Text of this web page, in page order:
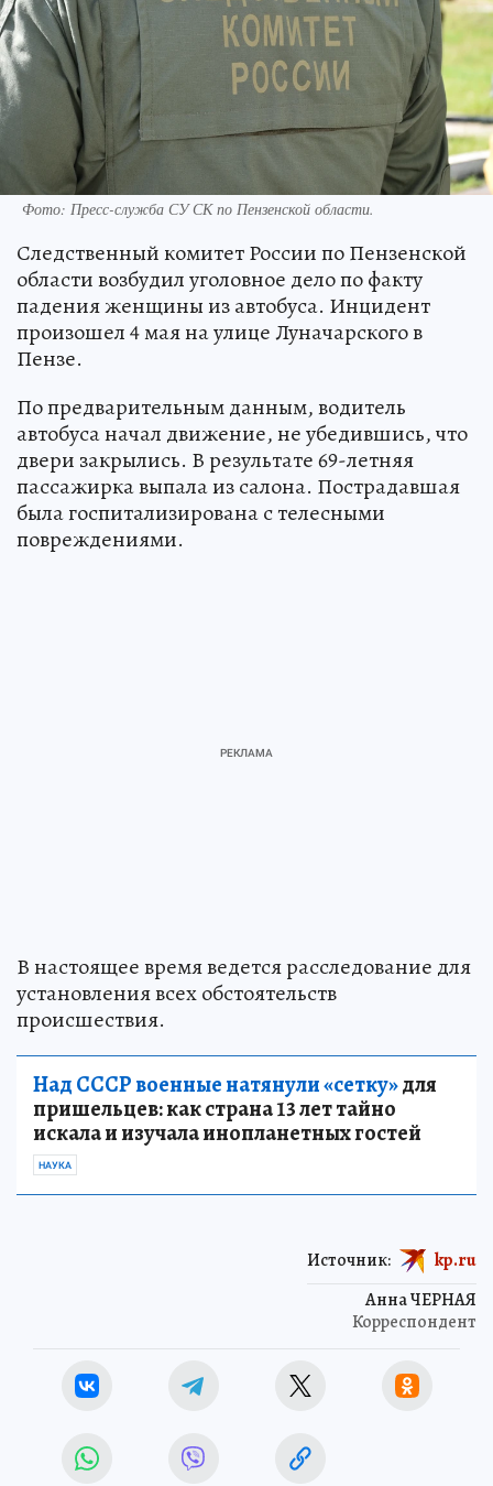
Фото: Пресс-служба СУ СК по Пензенской области.
Следственный комитет России по Пензенской
области возбудил уголовное дело по факту
падения женщины из автобуса. Инцидент
произошел 4 мая на улице Луначарского в
Пензе.
По предварительным данным, водитель
автобуса начал движение, не убедившись, что
двери закрылись. В результате 69-летняя
пассажирка выпала из салона. Пострадавшая
была госпитализирована с телесными
повреждениями.
В настоящее время ведется расследование для
установления всех обстоятельств
происшествия.
Над СССР военные натянули «сетку»для
пришельцев: как страна 13 лет тайно
искала и изучала инопланетных гостей
НАУКА
Анна ЧЕРНАЯ
Корреспондент
Источник: kp.ru